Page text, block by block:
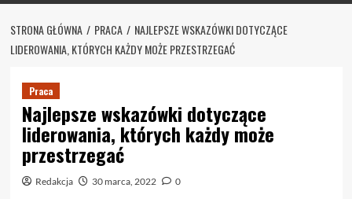
STRONA GŁÓWNA PRACA
NAJLEPSZE WSKAZÓWKI DOTYCZĄCE
LIDEROWANIA, KTÓRYCH KAŻDY MOŻE PRZESTRZEGAĆ
Praca
Najlepsze wskazówki dotyczące
liderowania, których każdy może
przestrzegać
Redakcja 30 marca, 2022 0